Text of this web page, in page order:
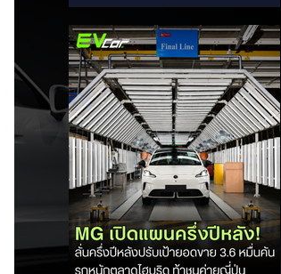
ใช้รถยนต์ไฟฟ้าว่าเหมือน "เป็นโรค"
เพราะเริ่มกังวลเรื่องแบตเตอรี่ตั้งแต่ยัง
เหลือไฟจำนวนมาก และคอยมองหาสถา
นีชาร์จอยู่ตลอดเวลา ซึ่งสื่อมองว่า
เป็นการพาดพิงถึงอาการ Range
Anxiety หรือความกังวลเรื่องระยะทาง
วิ่งของรถ EV Trump ยังระบุว่า
ปัจจุบันรถยนต์ไฟฟ้ามีสัดส่วนเพียง
ประมาณ 7% ของยอดขายรถใหม่ใน
สหรัฐฯ และใช้ตัวเลขนี้เป็นเหตุผล
ประกอบว่า...